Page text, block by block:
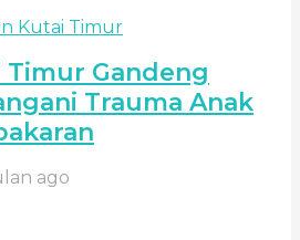
Kutai Timur
Timur Gandeng
Trauma Anak
ago